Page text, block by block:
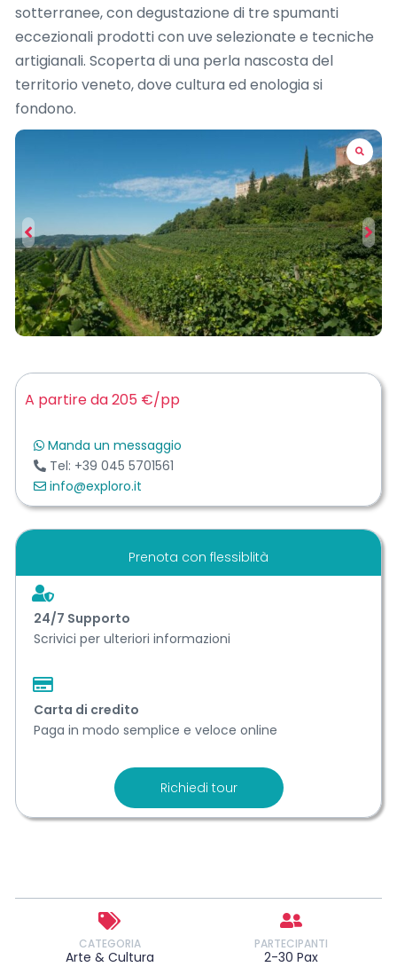
sotterranee, con degustazione di tre spumanti
eccezionali prodotti con uve selezionate e tecniche
artigianali. Scoperta di una perla nascosta del
territorio veneto, dove cultura ed enologia si
fondono.
CATEGORIA
Arte & Cultura
PARTECIPANTI
2-30 Pax
A partire da 205 €/pp
Manda un messaggio
Tel: +39 045 5701561
info@exploro.it
Prenota con flessiblità
24/7 Support​o
Scrivici per ulteriori informazioni
Carta di credito
Paga in modo semplice e veloce online
Richiedi tour